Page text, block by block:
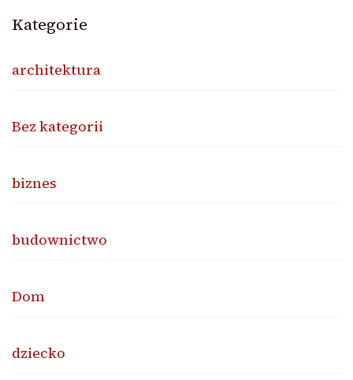
Kategorie
architektura
Bez kategorii
biznes
budownictwo
Dom
dziecko